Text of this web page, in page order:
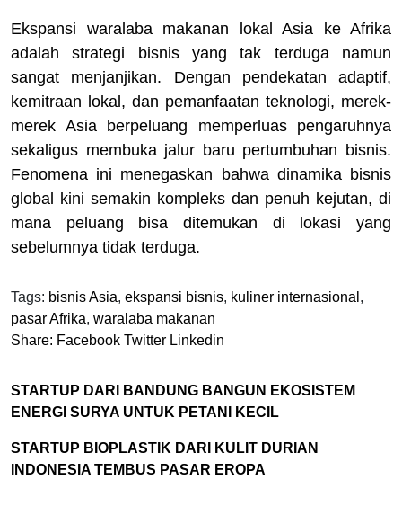
Ekspansi waralaba makanan lokal Asia ke Afrika
adalah strategi bisnis yang tak terduga namun
sangat menjanjikan. Dengan pendekatan adaptif,
kemitraan lokal, dan pemanfaatan teknologi, merek-
merek Asia berpeluang memperluas pengaruhnya
sekaligus membuka jalur baru pertumbuhan bisnis.
Fenomena ini menegaskan bahwa dinamika bisnis
global kini semakin kompleks dan penuh kejutan, di
mana peluang bisa ditemukan di lokasi yang
sebelumnya tidak terduga.
Tags: bisnis Asia, ekspansi bisnis, kuliner internasional ,
pasar Afrika, waralaba makanan
Share: Facebook Twitter Linkedin
STARTUP DARI BANDUNG BANGUN EKOSISTEM
ENERGI SURYA UNTUK PETANI KECIL
STARTUP BIOPLASTIK DARI KULIT DURIAN
INDONESIA TEMBUS PASAR EROPA